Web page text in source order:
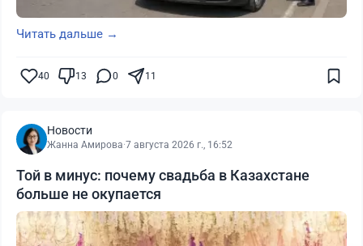
Читать дальше →
40 13 0 11
Новости
Жанна Амирова·7 августа 2026 г., 16:52
Той в минус: почему свадьба в Казахстане
больше не окупается